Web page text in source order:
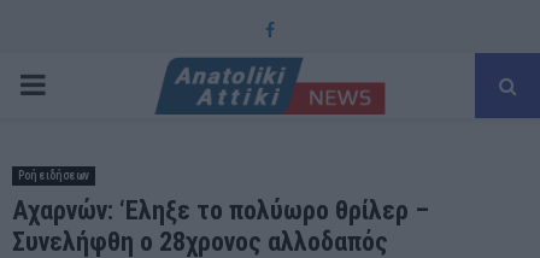
Facebook
PRIMARY
Ροή ειδήσεων
Αχαρνών: ‘Εληξε το πολύωρο θρίλερ –
Συνελήφθη ο 28χρονος αλλοδαπός